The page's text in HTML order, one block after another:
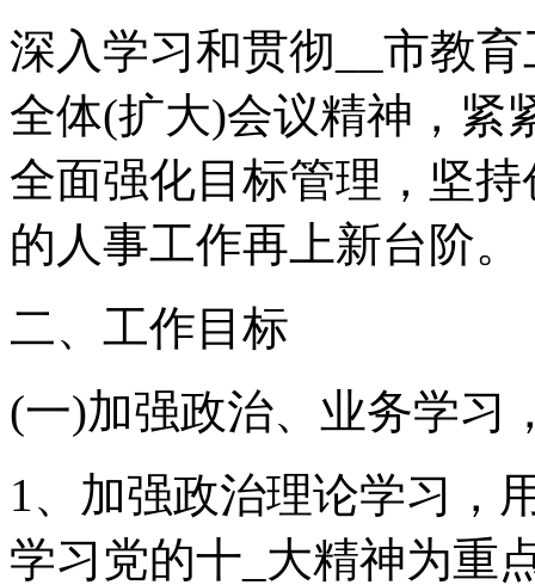
深入学习和贯彻__市教
全体(扩大)会议精神，紧
全面强化目标管理，坚
的人事工作再上新台阶。
二、工作目标
(一)加强政治、业务学习
1、加强政治理论学习，
学习党的十_大精神为重